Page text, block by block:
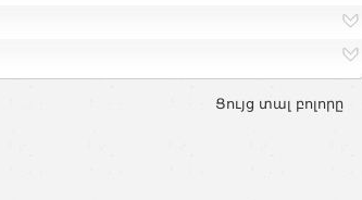
Ցույց տալ բոլորը